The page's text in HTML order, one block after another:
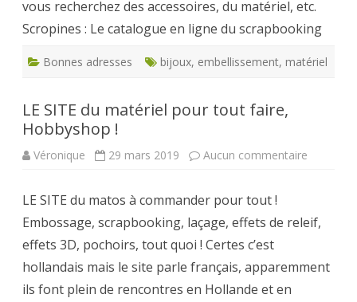
vous recherchez des accessoires, du matériel, etc.
Scropines : Le catalogue en ligne du scrapbooking
Bonnes adresses bijoux, embellissement, matériel
LE SITE du matériel pour tout faire,
Hobbyshop !
Véronique 29 mars 2019 Aucun commentaire
tout
faire,
LE SITE du matos à commander pour tout !
Embossage, scrapbooking, laçage, effets de releif,
effets 3D, pochoirs, tout quoi ! Certes c’est
hollandais mais le site parle français, apparemment
ils font plein de rencontres en Hollande et en